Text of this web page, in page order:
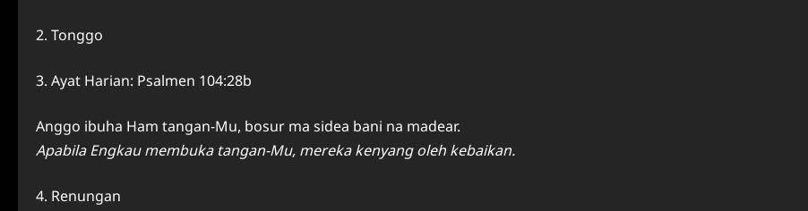
2. Tonggo
3. Ayat Harian: Psalmen 104:28b
Anggo ibuha Ham tangan-Mu, bosur ma sidea bani na madear.
Apabila Engkau membuka tangan-Mu, mereka kenyang oleh kebaikan.
4. Renungan